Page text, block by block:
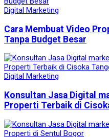
Digital Marketing
Cara Membuat Video
Tanpa Budget Besar
Digital Marketing
Konsultan Jasa Digital
Properti Terbaik di